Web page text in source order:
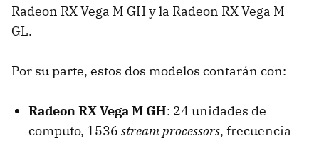
Radeon RX Vega M GH y la Radeon RX Vega M
GL.
Por su parte, estos dos modelos contarán con:
Radeon RX Vega M GH: 24 unidades de
computo, 1536 stream processors, frecuencia